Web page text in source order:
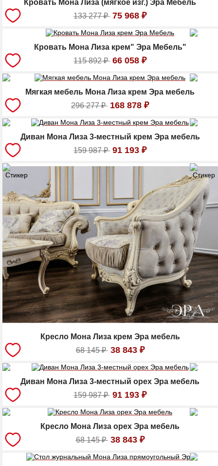
Кровать Мона Лиза (мягкое изг.) Эра Мебель
133 277₽ 75 968 ₽
Кровать Мона Лиза крем" Эра Мебель"
115 892₽ 66 058 ₽
Мягкая мебель Мона Лиза крем Эра мебель
296 277₽ 168 878 ₽
Диван Мона Лиза 3-местный крем Эра мебель
159 987₽ 91 193 ₽
Кресло Мона Лиза крем Эра мебель
68 145₽ 38 843 ₽
Диван Мона Лиза 3-местный орех Эра мебель
159 987₽ 91 193 ₽
Кресло Мона Лиза орех Эра мебель
68 145₽ 38 843 ₽